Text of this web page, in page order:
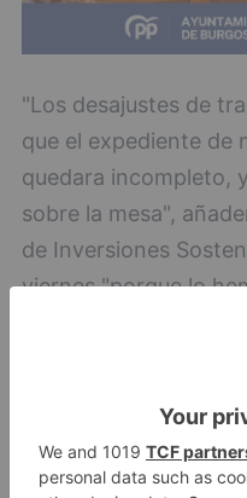
"Los desajustes de
que el expediente de
quedara incompleto,
sobre la mesa",
de Inversiones
viernes "porque lo
lamenta pp
oídos
sordos